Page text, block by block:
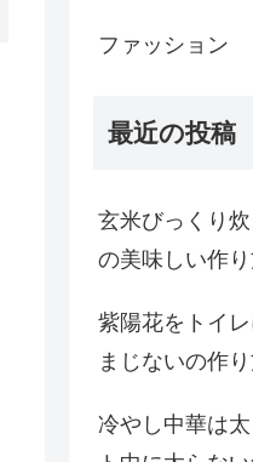
ファッション
最近の投稿
玄米びっくり
の美味しい作り
紫陽花をトイ
まじないの作
冷やし中華は